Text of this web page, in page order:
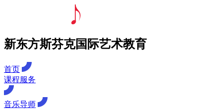
新东方斯芬克国际艺术教育
首页
课程服务
音乐导师